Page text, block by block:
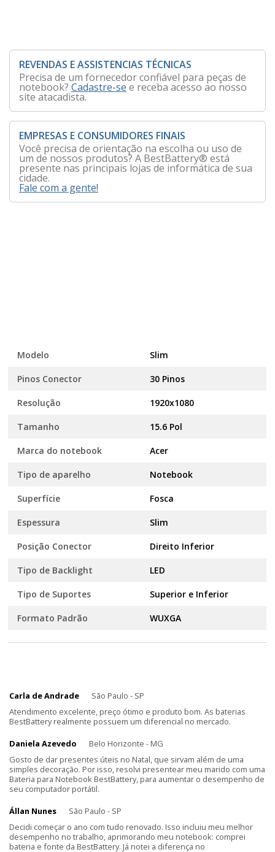
REVENDAS E ASSISTENCIAS TÉCNICAS
Precisa de um fornecedor confiável para peças de
notebook? Cadastre-se e receba acesso ao nosso
site atacadista.
EMPRESAS E CONSUMIDORES FINAIS
Você precisa de orientação na escolha ou uso de
um de nossos produtos? A BestBattery® está
presente nas principais lojas de informática de sua
cidade.
Fale com a gente!
Modelo Slim
Pinos Conector 30 Pinos
Resolução 1920x1080
Tamanho 15.6 Pol
Marca do notebook Acer
Tipo de aparelho Notebook
Superfície Fosca
Espessura Slim
Posição Conector Direito Inferior
Tipo de Backlight LED
Tipo de Suportes Superior e Inferior
Formato Padrão WUXGA
Carla de Andrade
São Paulo - SP
Atendimento excelente, preço ótimo e produto bom. As baterias
BestBattery realmente possuem um diferencial no mercado.
Daniela Azevedo
Belo Horizonte - MG
Gosto de dar presentes úteis no Natal, que sirvam além de uma
simples decoração. Por isso, resolvi presentear meu marido com uma
Bateria para Notebook BestBattery, para aumentar o desempenho de
seu computador portátil.
Állan Nunes
São Paulo - SP
Decidi começar o ano com tudo renovado. Isso incluiu meu melhor
desempenho no trabalho, aprimorando meu notebook: comprei
bateria e fonte da BestBattery. Já notei a diferença no